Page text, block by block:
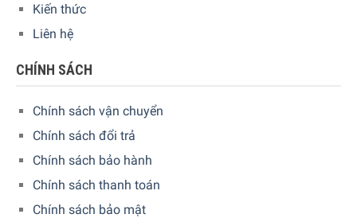
Kiến thức
Liên hệ
CHÍNH SÁCH
Chính sách vận chuyển
Chính sách đổi trả
Chính sách bảo hành
Chính sách thanh toán
Chính sách bảo mật